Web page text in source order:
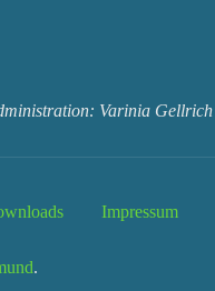
Varinia Gellrich
Impressum
.